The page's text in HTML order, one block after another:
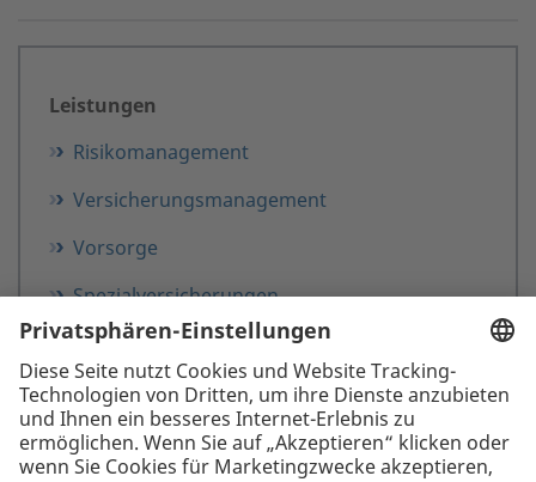
Leistungen
Risikomanagement
Versicherungsmanagement
Vorsorge
Spezialversicherungen
Schadenmanagement
Absenzenmanagement